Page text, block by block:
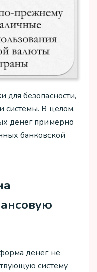
для безопасности,
системы. В целом,
денег примерно
банковской
денег не
систему